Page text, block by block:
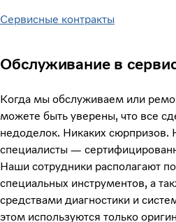
Сервисные контракты
Обслуживание в
Когда мы обслуживаем или
можете быть уверены, что все
недоделок. Никаких сюрпризов.
специалисты —
Наши сотрудники располагают
специальных инструментов, а
средствами диагностики и
этом используются только